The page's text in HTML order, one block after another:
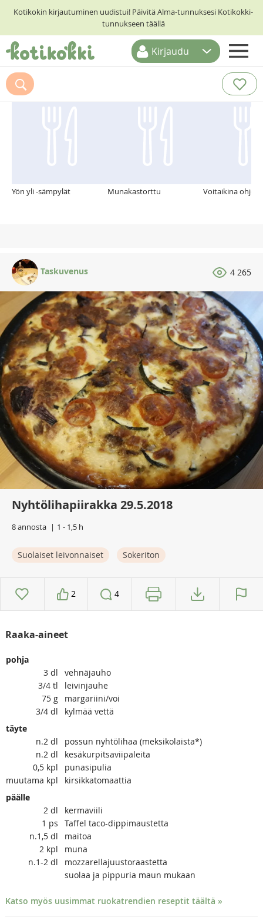
Kotikokin kirjautuminen uudistui! Päivitä Alma-tunnuksesi Kotikokki-
tunnukseen täällä
ETUSIVU
RESEPTIHAKU
Kirjaudu
Suosittelemme myös
Yön yli -sämpylät Munakastorttu Voitaikina ohje,
Taskuvenus 4 265
Nyhtölihapiirakka 29.5.2018
8 annosta 1 - 1,5 h
Suolaiset leivonnaiset Sokeriton
2 4
Raaka-aineet
pohja
3 dl
vehnäjauho
3/4 tl
leivinjauhe
75 g
margariini/voi
3/4 dl
kylmää vettä
täyte
n.2 dl
possun nyhtölihaa (meksikolaista*)
n.2 dl
kesäkurpitsaviipaleita
0,5 kpl
punasipulia
muutama kpl
kirsikkatomaattia
päälle
2 dl
kermaviili
1 ps
Taffel taco-dippimaustetta
n.1,5 dl
maitoa
2 kpl
muna
n.1-2 dl
mozzarellajuustoraastetta
suolaa ja pippuria maun mukaan
Katso myös uusimmat ruokatrendien reseptit täältä »